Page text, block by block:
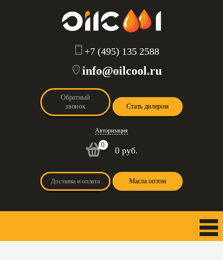
+7 (495) 135 2588
info@oilcool.ru
Обратный
звонок
Стать дилером
Авторизация
0
0 руб.
Доставка и оплата Масла оптом